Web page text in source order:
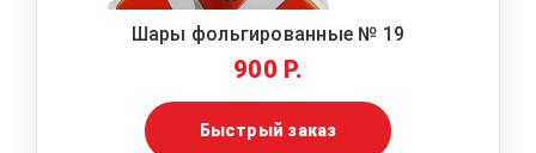
Шары фольгированные № 19
900 Р.
Быстрый заказ